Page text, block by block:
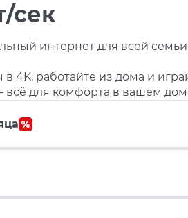
сек
интернет для всей
4K, работайте из дома и
всё для комфорта в вашем